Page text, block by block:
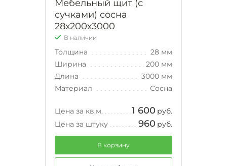
Мебельный щит (с
сучками) сосна
28х200х3000
В наличии
Толщина
28 мм
Ширина
200 мм
Длина
3000 мм
Материал
Сосна
Цена за кв.м. 1 600 руб.
Цена за штуку
960 руб.
В корзину